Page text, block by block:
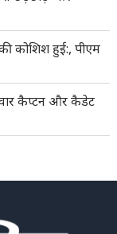
कोशिश हुई:, पीएम
कैप्टन और कैडेट